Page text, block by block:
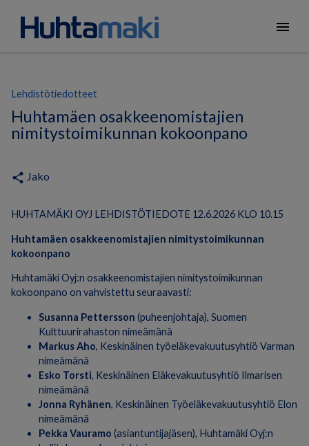
menu
Lehdistötiedotteet
Huhtamäen osakkeenomistajien
nimitystoimikunnan kokoonpano
share Jako
HUHTAMÄKI OYJ LEHDISTÖTIEDOTE 12.6.2026 KLO 10.15
Huhtamäen osakkeenomistajien nimitystoimikunnan
kokoonpano
Huhtamäki Oyj:n osakkeenomistajien nimitystoimikunnan
kokoonpano on vahvistettu seuraavasti:
Susanna Pettersson (puheenjohtaja), Suomen
Kulttuurirahaston nimeämänä
Markus Aho, Keskinäinen työeläkevakuutusyhtiö Varman
nimeämänä
Esko Torsti, Keskinäinen Eläkevakuutusyhtiö Ilmarisen
nimeämänä
Jonna Ryhänen, Keskinäinen Työeläkevakuutusyhtiö Elon
nimeämänä
Pekka Vauramo (asiantuntijajäsen), Huhtamäki Oyj:n